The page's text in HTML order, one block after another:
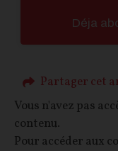
Déja
Partager cet
Vous n'avez pas
contenu.
Pour accéder aux